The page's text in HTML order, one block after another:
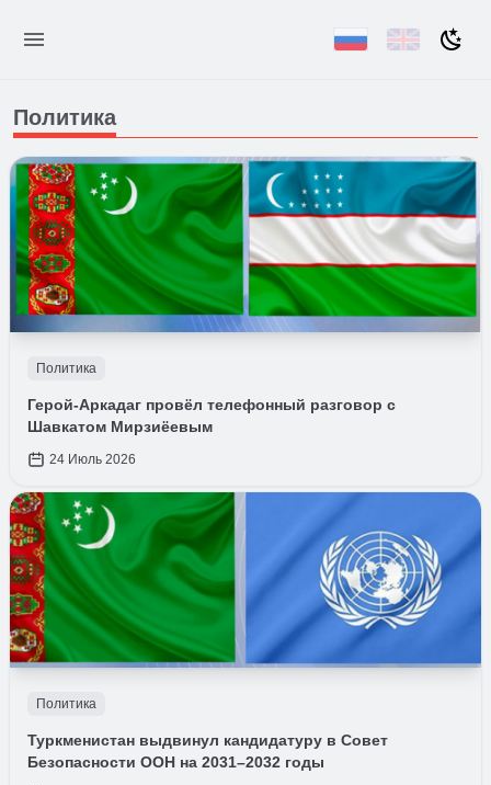
Политика
Политика
Герой-Аркадаг провёл телефонный разговор с
Шавкатом Мирзиёевым
24 Июль 2026
Политика
Туркменистан выдвинул кандидатуру в Совет
Безопасности ООН на 2031–2032 годы